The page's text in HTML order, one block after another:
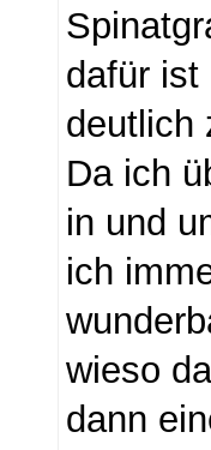
dafür ist
deutlich
Da ich
in und
ich
wieso
dann